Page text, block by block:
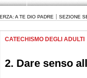
A TE DIO PADRE SEZIONE
CATECHISMO DEGLI ADULTI
2. Dare senso